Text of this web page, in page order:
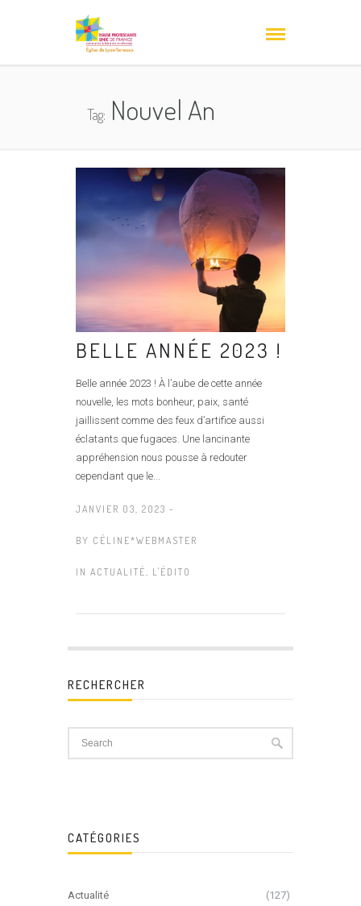
Tag:Nouvel An
BELLE ANNÉE 2023 !
Belle année 2023 ! À l’aube de cette année
nouvelle, les mots bonheur, paix, santé
jaillissent comme des feux d’artifice aussi
éclatants que fugaces. Une lancinante
appréhension nous pousse à redouter
cependant que le...
JANVIER 03, 2023 -
BY CÉLINE*WEBMASTER
IN ACTUALITÉ, L'ÉDITO
RECHERCHER
CATÉGORIES
Actualité (127)